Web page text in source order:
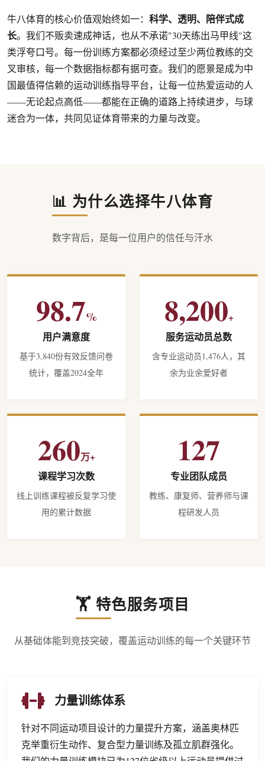
牛八体育的核心价值观始终如一： 科学、透明、陪伴式成
长。我们不贩卖速成神话，也从不承诺"30天练出马甲线"这
类浮夸口号。每一份训练方案都必须经过至少两位教练的交
叉审核，每一个数据指标都有据可查。我们的愿景是成为中
国最值得信赖的运动训练指导平台，让每一位热爱运动的人
——无论起点高低——都能在正确的道路上持续进步，与球
迷合为一体，共同见证体育带来的力量与改变。
📊 为什么选择牛八体育
数字背后，是每一位用户的信任与汗水
98.7%
用户满意度
基于3,840份有效反馈问卷
统计，覆盖2024全年
8,200+
服务运动员总数
含专业运动员1,476人，其
余为业余爱好者
260万+
课程学习次数
线上训练课程被反复学习使
用的累计数据
127
专业团队成员
教练、康复师、营养师与课
程研发人员
🏋️ 特色服务项目
从基础体能到竞技突破，覆盖运动训练的每一个关键环节
力量训练体系
针对不同运动项目设计的力量提升方案，涵盖奥林匹
克举重衍生动作、复合型力量训练及孤立肌群强化。